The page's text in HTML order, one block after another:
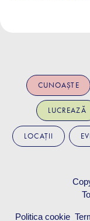
CUNOAȘTE
LUCREAZĂ
LOCAȚII
Politica cookie